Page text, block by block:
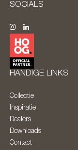
SOCIALS
HANDIGE LINKS
Collectie
Inspiratie
Dealers
Downloads
Contact